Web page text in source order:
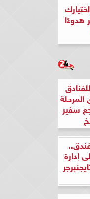
هدوءًا
سفير
إدارة